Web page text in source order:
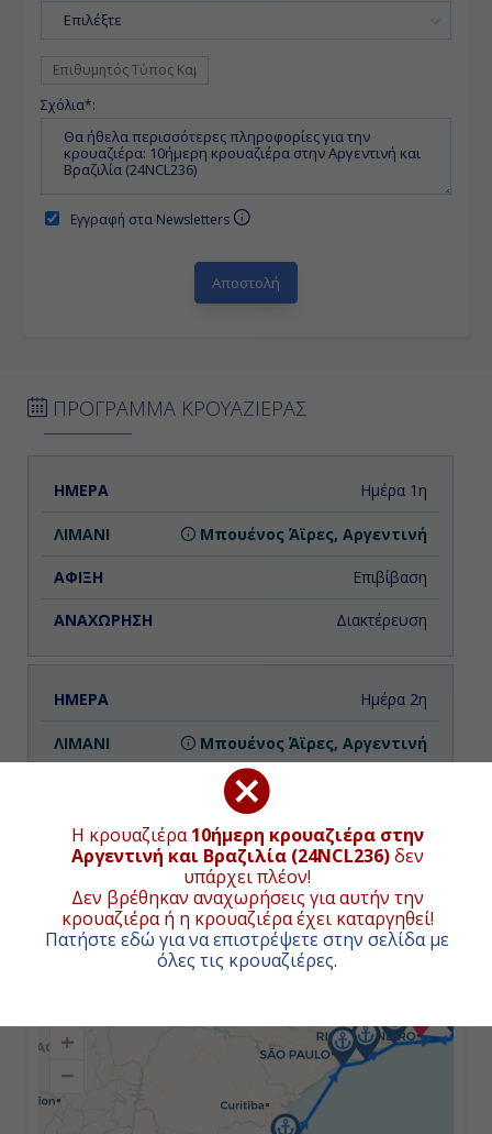
Η κρουαζιέρα10ήμερη κρουαζιέρα στην
Αργεντινή και Βραζιλία (24NCL236)δεν
υπάρχει πλέον!
Δεν βρέθηκαν αναχωρήσεις για αυτήν την
κρουαζιέρα ή η κρουαζιέρα έχει καταργηθεί!
Πατήστε εδώ για να επιστρέψετε στην σελίδα με
όλες τις κρουαζιέρες.
Επιλέξτε
Σχόλια*:
Εγγραφή στα Newsletters
ΠΡΟΓΡΑΜΜΑ ΚΡΟΥΑΖΙΕΡΑΣ
ΗΜΕΡΑ ΑΝΑΧΩΡΗΣΗ
Ημέρα 1η
Μπουένος Άϊρες, Αργεντινή
Επιβίβαση
Διακτέρευση
Ημέρα 2η
Μπουένος Άϊρες, Αργεντινή
18:45
Ημέρα 3η
Μοντεβιδέο, Ουρουγουάη
20:00
ΧΑΡΤΗΣ ΚΡΟΥΑΖΙΕΡΑΣ
+
−